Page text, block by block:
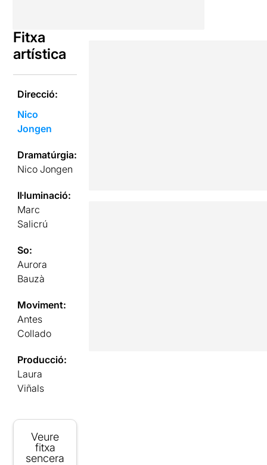
Fitxa
artística
Direcció:
Nico
Jongen
Dramatúrgia:
Nico Jongen
Il·luminació:
Marc
Salicrú
So:
Aurora
Bauzà
Moviment:
Antes
Collado
Producció:
Laura
Viñals
Veure
fitxa
sencera